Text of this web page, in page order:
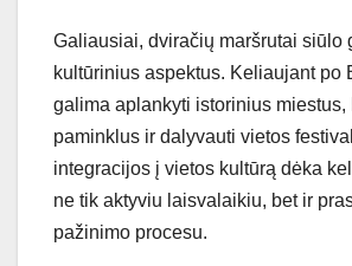
Galiausiai, dviračių maršrutai siūlo
kultūrinius aspektus. Keliaujant po
galima aplankyti istorinius miestus,
paminklus ir dalyvauti vietos
integracijos į vietos kultūrą dėka
ne tik aktyviu laisvalaikiu, bet ir
pažinimo procesu.